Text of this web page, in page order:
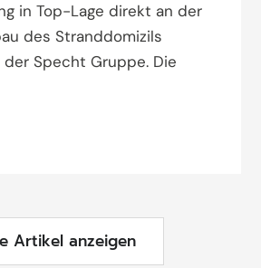
in Top-Lage direkt an der
des Stranddomizils
Specht Gruppe. Die
Artikel anzeigen